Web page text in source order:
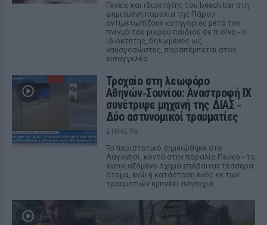
Γονείς και ιδιοκτήτης του beach bar στη
φημισμένη παραλία της Πάρου
αντιμετωπίζουν κατηγορίες μετά τον
πνιγμό του μικρού παιδιού σε πισίνα - ο
ιδιοκτήτης, δηλωμένος ως
ναυαγοσώστης, παραπέμπεται στον
εισαγγελέα
Τροχαίο στη λεωφόρο
Αθηνών‑Σουνίου: Αναστροφή ΙΧ
συνέτριψε μηχανή της ΔΙΑΣ ‑
Δύο αστυνομικοί τραυματίες
ΣΉΜΕΡΑ
Το περιστατικό σημειώθηκε στο
Λαγονήσι, κοντά στην παραλία Πεύκο - το
ενοικιαζόμενο όχημα επέβαιναν τέσσερα
άτομα, ενώ η κατάσταση ενός εκ των
τραυματιών εμπνέει ανησυχία.